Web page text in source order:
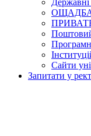
Сайти
Запитати у